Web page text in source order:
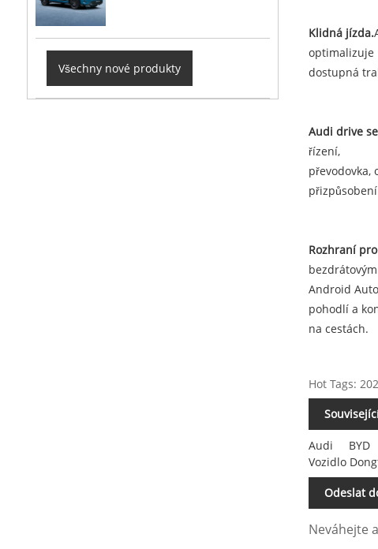
Všechny nové produkty
Klidná jízda.
optimalizuje
dostupná
Audi drive
řízení,
převodovka,
Rozhraní
Android
pohodlí a
na cestách.
Hot Tags:
Audi BYD
Vozidlo
Odeslat
Neváhejte